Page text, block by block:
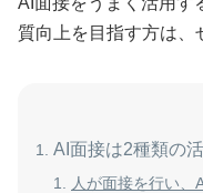
質向上を目指す方は、
AI面接は2種類の
人が面接を行い、